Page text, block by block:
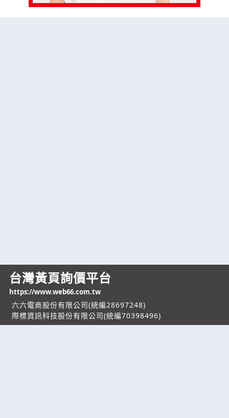
台灣黃頁詢價平台
https://www.web66.com.tw
六六電商股份有限公司(統編28697248)
際標資訊科技股份有限公司(統編70398496)